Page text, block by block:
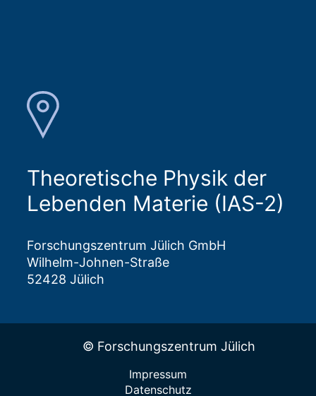
Theoretische Physik der
Lebenden Materie (IAS-2)
Forschungszentrum Jülich GmbH
Wilhelm-Johnen-Straße
52428 Jülich
© Forschungszentrum Jülich
Impressum
Datenschutz